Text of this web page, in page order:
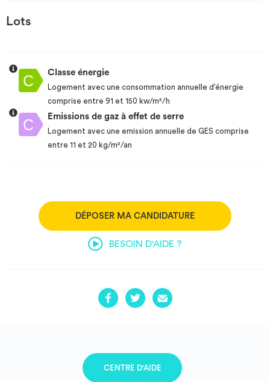
Lots
Classe énergie
Logement avec une consommation annuelle d’énergie
comprise entre 91 et 150 kw/m²/h
Emissions de gaz à effet de serre
Logement avec une emission annuelle de GES comprise
entre 11 et 20 kg/m²/an
DÉPOSER MA CANDIDATURE
BESOIN D'AIDE ?
CENTRE D'AIDE